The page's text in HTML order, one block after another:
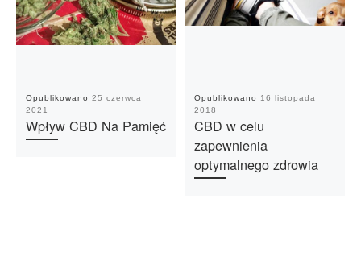
Opublikowano 25 czerwca
2021
Wpływ CBD Na Pamięć
Opublikowano
16 listopada
2018
CBD w celu
zapewnienia
optymalnego zdrowia